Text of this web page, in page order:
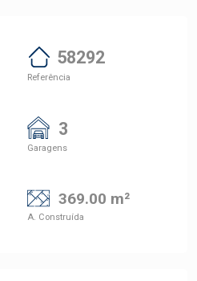
58292
Referência
3
Garagens
369.00 m²
A. Construída